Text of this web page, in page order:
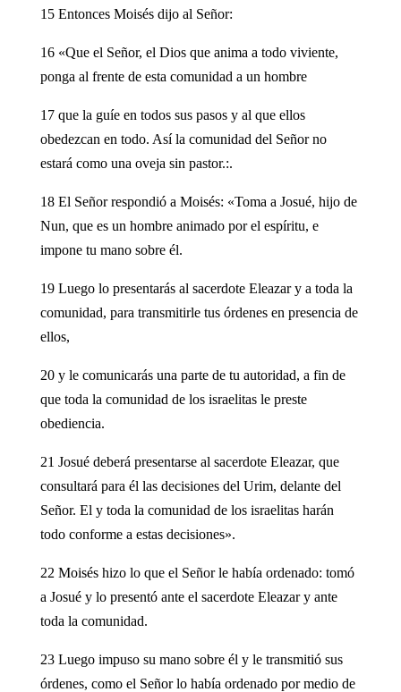
15 Entonces Moisés dijo al Señor:
16 «Que el Señor, el Dios que anima a todo viviente,
ponga al frente de esta comunidad a un hombre
17 que la guíe en todos sus pasos y al que ellos
obedezcan en todo. Así la comunidad del Señor no
estará como una oveja sin pastor.:.
18 El Señor respondió a Moisés: «Toma a Josué, hijo de
Nun, que es un hombre animado por el espíritu, e
impone tu mano sobre él.
19 Luego lo presentarás al sacerdote Eleazar y a toda la
comunidad, para transmitirle tus órdenes en presencia de
ellos,
20 y le comunicarás una parte de tu autoridad, a fin de
que toda la comunidad de los israelitas le preste
obediencia.
21 Josué deberá presentarse al sacerdote Eleazar, que
consultará para él las decisiones del Urim, delante del
Señor. El y toda la comunidad de los israelitas harán
todo conforme a estas decisiones».
22 Moisés hizo lo que el Señor le había ordenado: tomó
a Josué y lo presentó ante el sacerdote Eleazar y ante
toda la comunidad.
23 Luego impuso su mano sobre él y le transmitió sus
órdenes, como el Señor lo había ordenado por medio de